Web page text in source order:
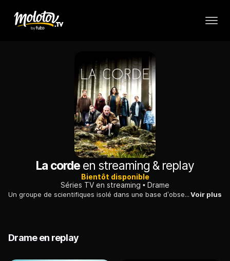
La cordeen streaming & replay
Bientôt disponible
Séries TV en streaming
Drame
Un groupe de scientifiques isolé dans une base d’observation en Norvège découvre une mystérieuse corde qui s’enfonce dans la forêt.Voir plus
Drame en replay